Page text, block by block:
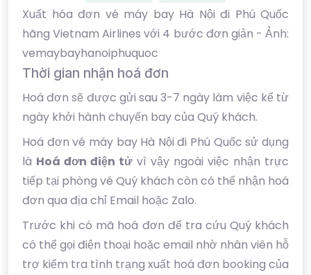
Xuất hóa đơn vé máy bay Hà Nội đi Phú Quốc
hãng Vietnam Airlines với 4 bước đơn giản - Ảnh:
vemaybayhanoiphuquoc
Thời gian nhận hoá đơn
Hoá đơn sẽ được gửi sau 3-7 ngày làm việc kể từ
ngày khởi hành chuyến bay của Quý khách.
Hoá đơn vé máy bay Hà Nội đi Phú Quốc sử dụng
là Hoá đơn điện tử vì vậy ngoài việc nhận trực
tiếp tại phòng vé Quý khách còn có thể nhận hoá
đơn qua địa chỉ Email hoặc Zalo.
Trước khi có mã hoá đơn để tra cứu Quý khách
có thể gọi điện thoại hoặc email nhờ nhân viên hỗ
trợ kiểm tra tình trạng xuất hoá đơn booking của